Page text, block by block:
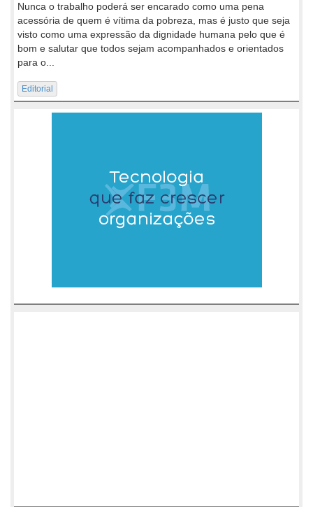
Nunca o trabalho poderá ser encarado como uma pena
acessória de quem é vítima da pobreza, mas é justo que seja
visto como uma expressão da dignidade humana pelo que é
bom e salutar que todos sejam acompanhados e orientados
para o...
Editorial